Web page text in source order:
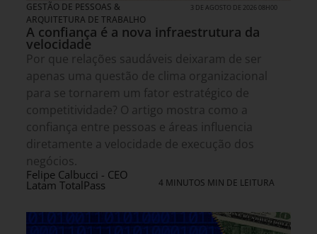
GESTÃO DE PESSOAS &
ARQUITETURA DE TRABALHO
3 DE AGOSTO DE 2026 08H00
A confiança é a nova infraestrutura da
velocidade
Por que relações saudáveis deixaram de ser
apenas uma questão de clima organizacional
para se tornarem um fator estratégico de
competitividade? O artigo mostra como a
confiança entre pessoas e áreas influencia
diretamente a velocidade de execução dos
negócios.
Felipe Calbucci - CEO
Latam TotalPass 4 MINUTOS MIN DE LEITURA